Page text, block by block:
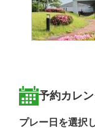
予約カレ
プレー日を選択